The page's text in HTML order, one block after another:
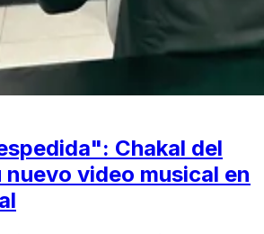
Chakal del
nuevo video musical en